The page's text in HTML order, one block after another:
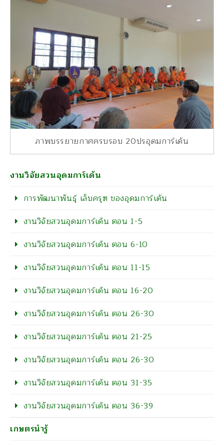
ภาพบรรยายกาศครบรอบ 20ปรอุดมการ์เด้น
งานวิจัยสวนอุดมการ์เด้น
การพัฒนาพันธุ์ เล็บครุฑ ของอุดมการ์เด้น
งานวิจัยสวนอุดมการ์เด้น ตอน 1-5
งานวิจัยสวนอุดมการ์เด้น ตอน 6-10
งานวิจัยสวนอุดมการ์เด้น ตอน 11-15
งานวิจัยสวนอุดมการ์เด้น ตอน 16-20
งานวิจัยสวนอุดมการ์เด้น ตอน 26-30
งานวิจัยสวนอุดมการ์เด้น ตอน 21-25
งานวิจัยสวนอุดมการ์เด้น ตอน 26-30
งานวิจัยสวนอุดมการ์เด้น ตอน 31-35
งานวิจัยสวนอุดมการ์เด้น ตอน 36-39
เกษตรน่ารู้